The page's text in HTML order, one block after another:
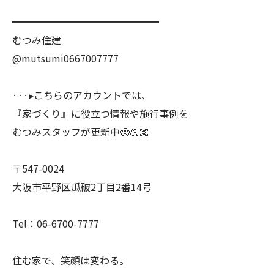
━━━━━━━━━━━━━━━
むつみ住建
@mutsumi0667007777
···▸こちらのアカウントでは、
『家づくり』に役立つ情報や施行事例を
むつみスタッフが更新中🥺💪🏽
〒547-0024
大阪市平野区瓜破2丁目2番14号
Tel：06-6700-7777
住む家で、笑顔は変わる。